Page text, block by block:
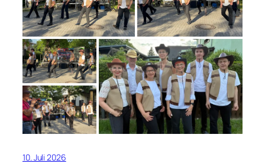
10. Juli 2026